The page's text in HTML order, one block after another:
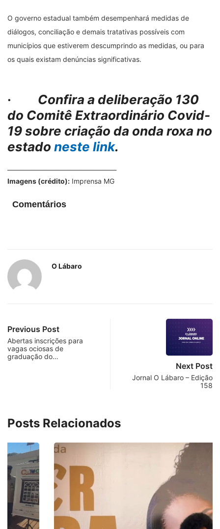
O governo estadual também desempenhará medidas de
diálogos, conciliação e demais tratativas possíveis com
municípios que estiverem descumprindo as medidas, ou para
os quais existam denúncias significativas.
· Confira a deliberação 130
do Comitê Extraordinário Covid-
19 sobre criação da onda roxa no
estado neste link.
Imagens (crédito): Imprensa MG
Comentários
O Lábaro
Previous Post
Abertas inscrições para
vagas ociosas de
graduação do…
Next Post
Jornal O Lábaro – Edição
158
Posts Relacionados